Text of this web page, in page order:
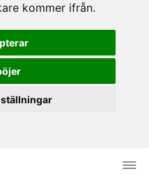
kommer ifrån.